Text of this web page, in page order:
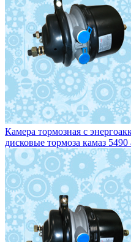
Камера тормозная с
дисковые тормоза камаз